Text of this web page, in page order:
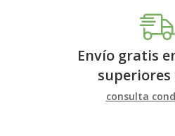
Envío gratis
superiores
consulta